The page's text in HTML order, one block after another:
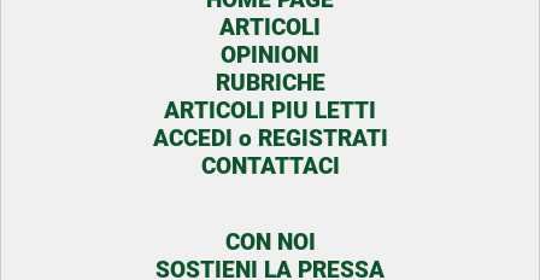
ARTICOLI
OPINIONI
RUBRICHE
ARTICOLI PIU LETTI
ACCEDI o REGISTRATI
CONTATTACI
CON NOI
SOSTIENI LA PRESSA